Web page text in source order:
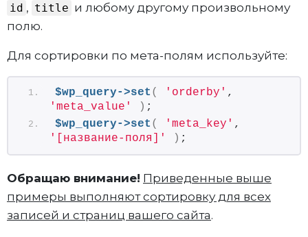
id , title и любому другому произвольному
полю.
Для сортировки по мета-полям используйте:
$wp_query->set ( 'orderby'
'meta_value'
) ;
$wp_query->set ( 'meta_key'
'[название-поля]'
) ;
Обращаю внимание! Приведенные выше
примеры выполняют сортировку для всех
записей и страниц вашего сайта.